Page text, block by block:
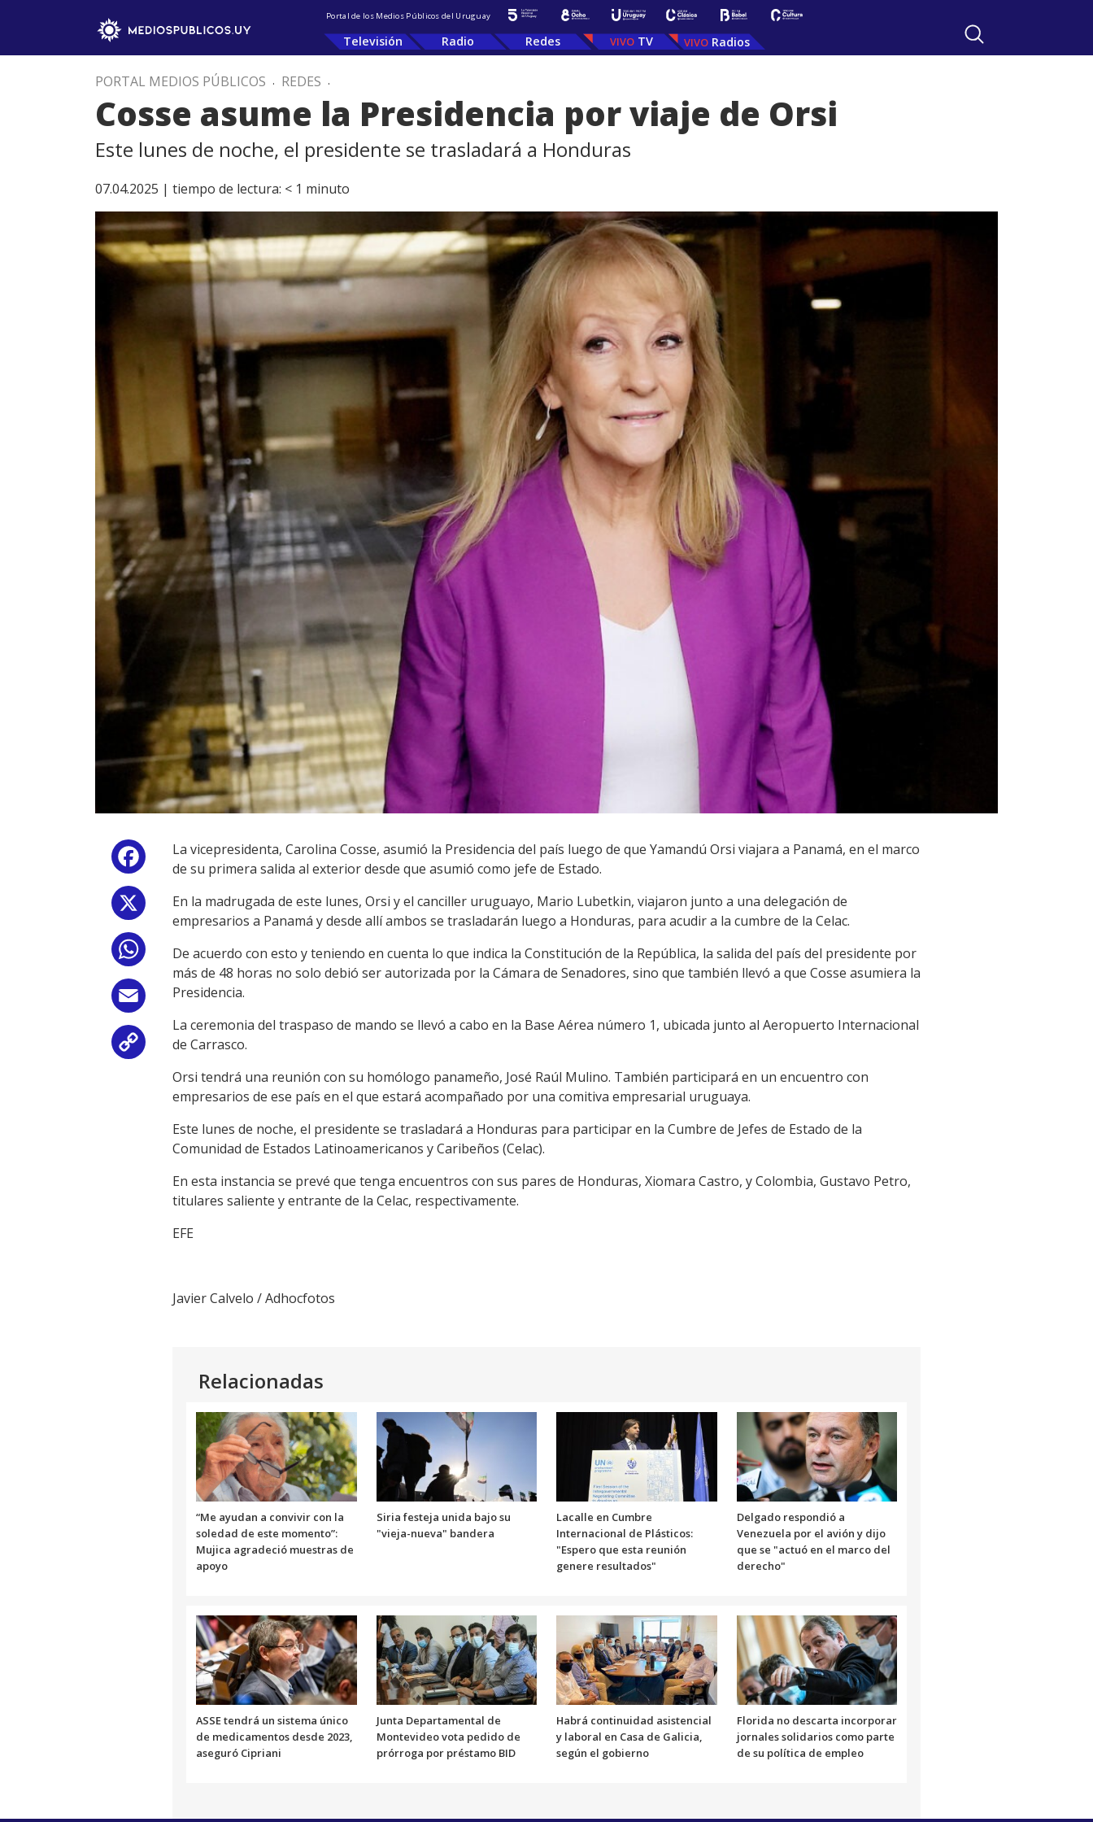
Portal de los Medios Públicos del Uruguay
Televisión Radio Redes TV Radios
PORTAL MEDIOS PÚBLICOS . REDES .
Cosse asume la Presidencia por viaje de Orsi
Este lunes de noche, el presidente se trasladará a Honduras
07.04.2025 | tiempo de lectura: < 1 minuto
Facebook
WhatsApp
Email
Copy
Link
La vicepresidenta, Carolina Cosse, asumió la Presidencia del país luego de que Yamandú Orsi viajara a Panamá, en el marco
de su primera salida al exterior desde que asumió como jefe de Estado.
En la madrugada de este lunes, Orsi y el canciller uruguayo, Mario Lubetkin, viajaron junto a una delegación de
empresarios a Panamá y desde allí ambos se trasladarán luego a Honduras, para acudir a la cumbre de la Celac.
De acuerdo con esto y teniendo en cuenta lo que indica la Constitución de la República, la salida del país del presidente por
más de 48 horas no solo debió ser autorizada por la Cámara de Senadores, sino que también llevó a que Cosse asumiera la
Presidencia.
La ceremonia del traspaso de mando se llevó a cabo en la Base Aérea número 1, ubicada junto al Aeropuerto Internacional
de Carrasco.
Orsi tendrá una reunión con su homólogo panameño, José Raúl Mulino. También participará en un encuentro con
empresarios de ese país en el que estará acompañado por una comitiva empresarial uruguaya.
Este lunes de noche, el presidente se trasladará a Honduras para participar en la Cumbre de Jefes de Estado de la
Comunidad de Estados Latinoamericanos y Caribeños (Celac).
En esta instancia se prevé que tenga encuentros con sus pares de Honduras, Xiomara Castro, y Colombia, Gustavo Petro,
titulares saliente y entrante de la Celac, respectivamente.
EFE
Javier Calvelo / Adhocfotos
Relacionadas
“Me ayudan a convivir con la
soledad de este momento”:
Mujica agradeció muestras de
apoyo
Siria festeja unida bajo su
"vieja-nueva" bandera
Lacalle en Cumbre
Internacional de Plásticos:
"Espero que esta reunión
genere resultados"
Delgado respondió a
Venezuela por el avión y dijo
que se "actuó en el marco del
derecho"
ASSE tendrá un sistema único
de medicamentos desde 2023,
aseguró Cipriani
Junta Departamental de
Montevideo vota pedido de
prórroga por préstamo BID
Habrá continuidad asistencial
y laboral en Casa de Galicia,
según el gobierno
Florida no descarta incorporar
jornales solidarios como parte
de su política de empleo